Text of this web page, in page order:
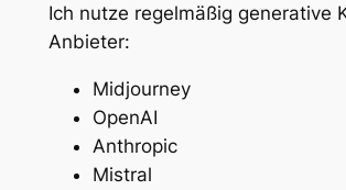
Ich nutze regelmäßig generative
Anbieter:
Midjourney
OpenAI
Anthropic
Mistral